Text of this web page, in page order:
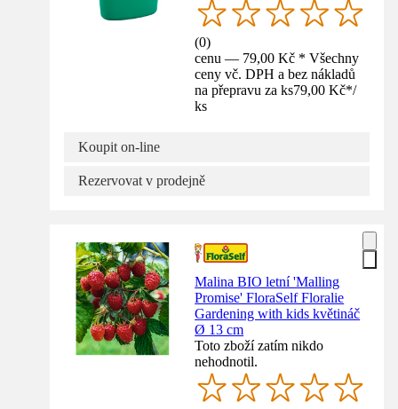
(0)
cenu — 79,00 Kč * Všechny
ceny vč. DPH a bez nákladů
na přepravu za ks79,00 Kč*/
ks
Koupit on-line
Rezervovat v prodejně
Malina BIO letní 'Malling
Promise' FloraSelf Floralie
Gardening with kids květináč
Ø 13 cm
Toto zboží zatím nikdo
nehodnotil.